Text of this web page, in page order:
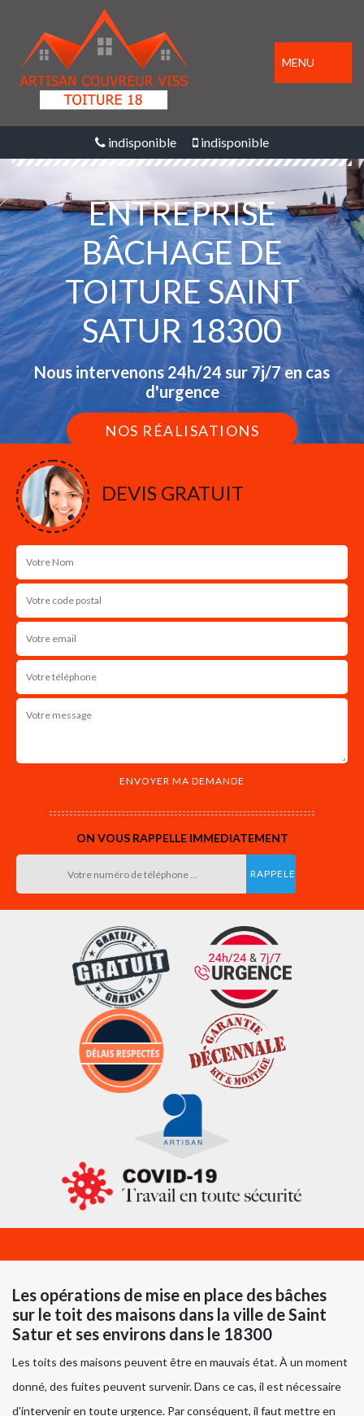
MENU
indisponible indisponible
ENTREPRISE
BÂCHAGE DE
TOITURE SAINT
SATUR 18300
Nous intervenons 24h/24 sur 7j/7 en cas
d'urgence
NOS RÉALISATIONS
DEVIS GRATUIT
ON VOUS RAPPELLE IMMEDIATEMENT
Les opérations de mise en place des bâches
sur le toit des maisons dans la ville de Saint
Satur et ses environs dans le 18300
Les toits des maisons peuvent être en mauvais état. À un moment
donné, des fuites peuvent survenir. Dans ce cas, il est nécessaire
d'intervenir en toute urgence. Par conséquent, il faut mettre en